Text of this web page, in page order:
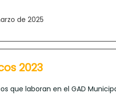
de 2025
2023
que laboran en el GAD